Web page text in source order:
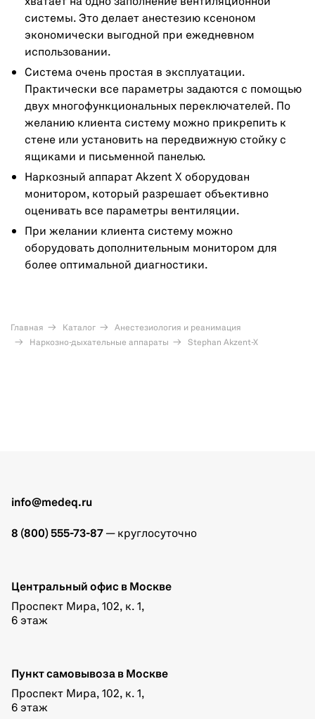
системы. Это делает анестезию ксеноном
экономически выгодной при ежедневном
использовании.
Система очень простая в эксплуатации.
Практически все параметры задаются с помощью
двух многофункциональных переключателей. По
желанию клиента систему можно прикрепить к
стене или установить на передвижную стойку с
ящиками и письменной панелью.
Наркозный аппарат Akzent X оборудован
монитором, который разрешает объективно
оценивать все параметры вентиляции.
При желании клиента систему можно
оборудовать дополнительным монитором для
более оптимальной диагностики.
Главная Каталог
Анестезиология и реанимация
Наркозно-дыхательные аппараты
Stephan Akzent-X
info@medeq.ru
8 (800) 555-73-87 — круглосуточно
Центральный офис в Москве
Проспект Мира, 102, к. 1,
6 этаж
Пункт самовывоза в Москве
Проспект Мира, 102, к. 1,
6 этаж